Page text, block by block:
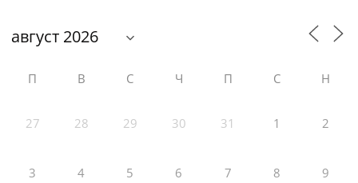
П В С Ч П С Н
27 28 29 30 31 1 2
3 4 5 6 7 8 9